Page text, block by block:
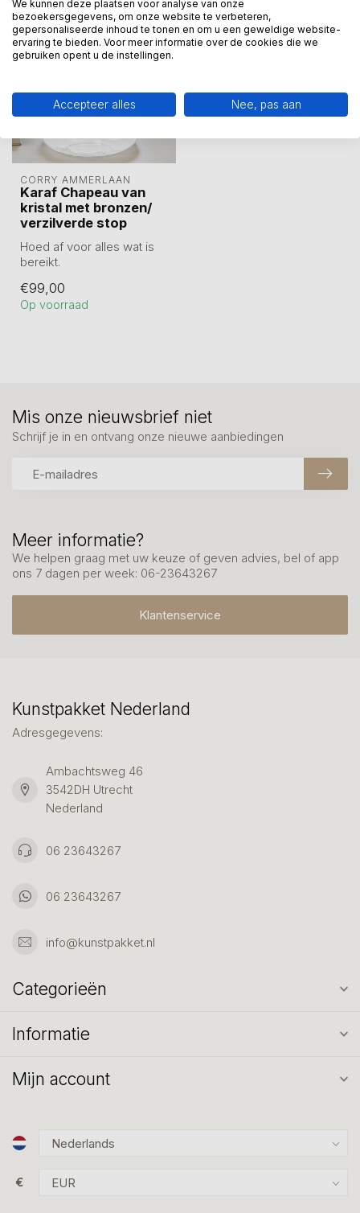
CORRY AMMERLAAN
Karaf Chapeau van
kristal met bronzen/
verzilverde stop
Hoed af voor alles wat is
bereikt.
verzilverde/verbronsde
karaf stop
€99,00
Op voorraad
Meer informatie?
We helpen graag met uw keuze of geven advies, bel of app
ons 7 dagen per week: 06-23643267
Klantenservice
Mis onze nieuwsbrief niet
Schrijf je in en ontvang onze nieuwe aanbiedingen
Kunstpakket Nederland
Adresgegevens:
Ambachtsweg 46
3542DH Utrecht
Nederland
06 23643267
06 23643267
info@kunstpakket.nl
Categorieën
Informatie
Mijn account
€
We kunnen deze plaatsen voor analyse van onze
bezoekersgegevens, om onze website te verbeteren,
gepersonaliseerde inhoud te tonen en om u een geweldige website-
ervaring te bieden. Voor meer informatie over de cookies die we
gebruiken opent u de instellingen.
Accepteer alles Nee, pas aan